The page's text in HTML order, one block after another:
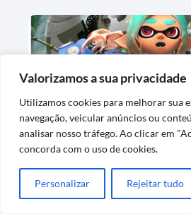
Valorizamos a sua privacidade
Utilizamos cookies para melhorar sua
navegação, veicular anúncios ou
analisar nosso tráfego. Ao clicar em
concorda com o uso de cookies.
Personalizar Rejeitar tudo
Jogo de Nintendo
Raiders com Ação